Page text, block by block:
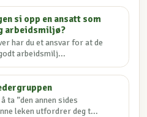
si opp en ansatt som
arbeidsmiljø?
har du et ansvar for at de
arbeidsmilj...
ta ”den annen sides
leken utfordrer deg t...